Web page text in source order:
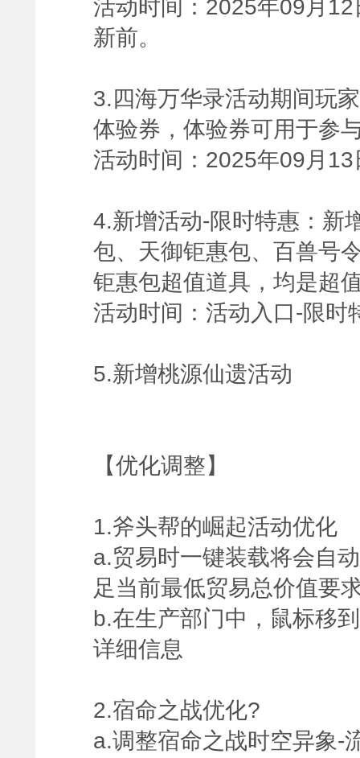
活动时间：2025年09月
新前。
3.四海万华录活动期间玩
体验券，体验券可用于参
活动时间：2025年09月
4.新增活动-限时特惠：新
包、天御钜惠包、百兽号
钜惠包超值道具，均是超
活动时间：活动入口-限时
5.新增桃源仙遗活动
【优化调整】
1.斧头帮的崛起活动优化
a.贸易时一键装载将会自
足当前最低贸易总价值要
b.在生产部门中，鼠标移
详细信息
2.宿命之战优化?
a.调整宿命之战时空异象-